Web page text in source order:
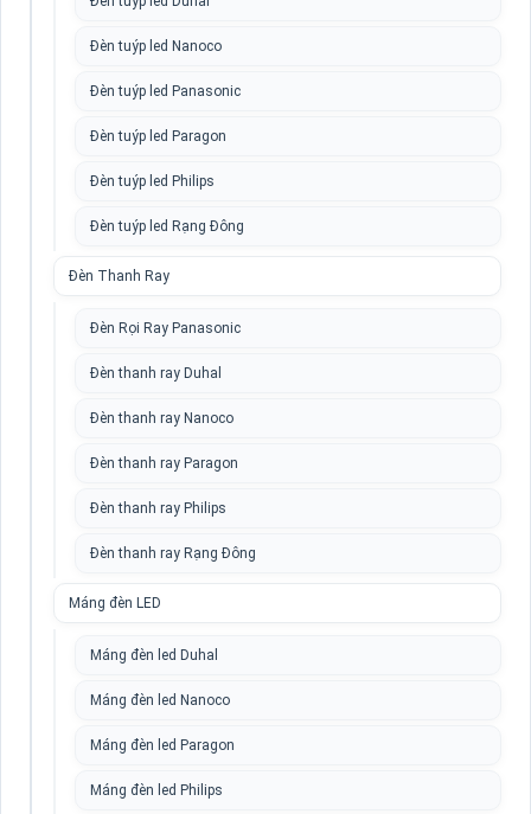
Đèn tuýp led Nanoco
Đèn tuýp led Panasonic
Đèn tuýp led Paragon
Đèn tuýp led Philips
Đèn tuýp led Rạng Đông
Đèn Thanh Ray
Đèn Rọi Ray Panasonic
Đèn thanh ray Duhal
Đèn thanh ray Nanoco
Đèn thanh ray Paragon
Đèn thanh ray Philips
Đèn thanh ray Rạng Đông
Máng đèn LED
Máng đèn led Duhal
Máng đèn led Nanoco
Máng đèn led Paragon
Máng đèn led Philips